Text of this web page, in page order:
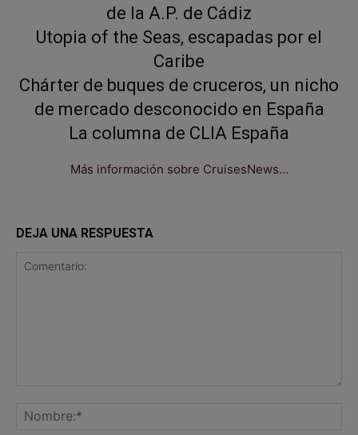
de la A.P. de Cádiz
Utopia of the Seas, escapadas por el
Caribe
Chárter de buques de cruceros, un nicho
de mercado desconocido en España
La columna de CLIA España
Más información sobre CruisesNews…
DEJA UNA RESPUESTA